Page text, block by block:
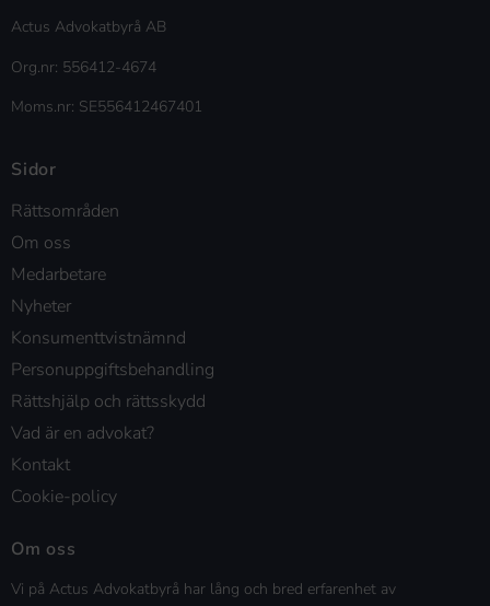
Actus Advokatbyrå AB
Org.nr: 556412-4674
Moms.nr: SE556412467401
Sidor
Rättsområden
Om oss
Medarbetare
Nyheter
Konsumenttvistnämnd
Personuppgiftsbehandling
Rättshjälp och rättsskydd
Vad är en advokat?
Kontakt
Cookie-policy
Om oss
Vi på Actus Advokatbyrå har lång och bred erfarenhet av